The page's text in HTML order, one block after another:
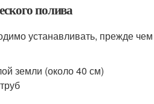
полива
устанавливать, прежде
земли (около 40 см)